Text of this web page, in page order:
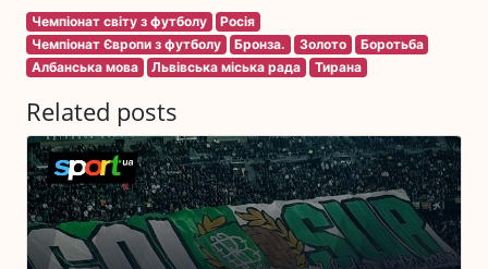
Чемпіонат світу з футболу
Росія
Чемпіонат Європи з футболу
Бронза. Золото
Боротьба
Албанська мова
Львівська міська рада Тирана
Related posts